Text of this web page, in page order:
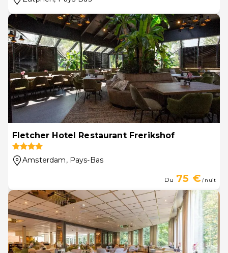
Fletcher Hotel Restaurant Frerikshof
Amsterdam, Pays-Bas
Du 75 €/ nuit